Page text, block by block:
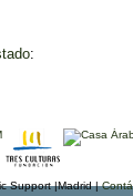
:
Support |Madrid |